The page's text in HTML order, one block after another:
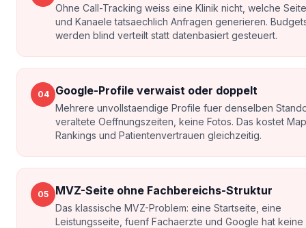
Ohne Call-Tracking weiss eine Klinik nicht, welche
und Kanaele tatsaechlich Anfragen generieren.
werden blind verteilt statt datenbasiert gesteuert.
04 Google-Profile verwaist oder doppelt
Mehrere unvollstaendige Profile fuer denselben
veraltete Oeffnungszeiten, keine Fotos. Das kostet
Rankings und Patientenvertrauen gleichzeitig.
05 MVZ-Seite ohne Fachbereichs-Struktur
Das klassische MVZ-Problem: eine Startseite, eine
Leistungsseite, fuenf Fachaerzte und Google hat keine